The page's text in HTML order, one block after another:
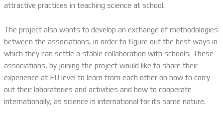
attractive practices in teaching science at school.
The project also wants to develop an exchange of methodologies
between the associations, in order to figure out the best ways in
which they can settle a stable collaboration with schools. These
associations, by joining the project would like to share their
experience at EU level to learn from each other on how to carry
out their laboratories and activities and how to cooperate
internationally, as science is international for its same nature.